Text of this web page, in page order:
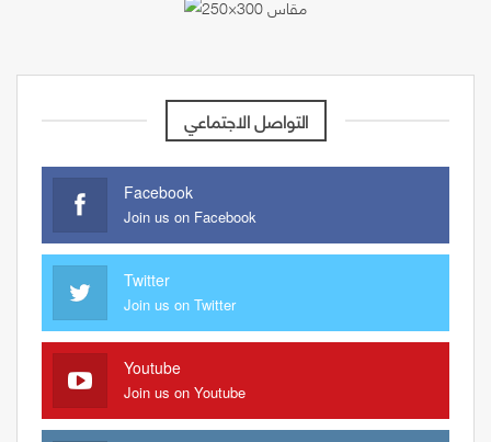
التواصل الاجتماعي
Facebook
Join us on Facebook
Twitter
Join us on Twitter
Youtube
Join us on Youtube